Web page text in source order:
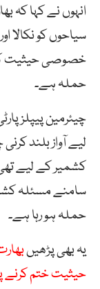
انہوں نے کہا کہ
سیاحوں کو نکالا
خصوصی حیثیت کو
حملہ ہے۔
چیئرمین پیپلز
لیے آواز بلند
کشمیر کے لیے تھی
سامنے مسئلہ
حملہ ہو رہا ہے۔
یہ بھی پڑھیں
حیثیت ختم کرنے